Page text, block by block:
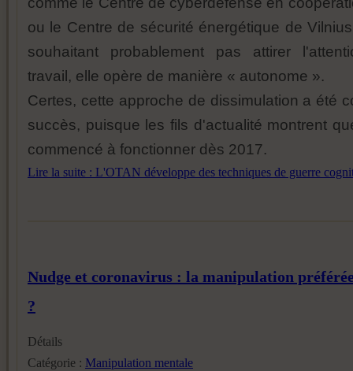
ou le Centre de sécurité énergétique de
souhaitant probablement pas attirer
travail, elle opère de manière « autonome ».
Certes, cette approche de dissimulation a été
succès, puisque les fils d'actualité montrent
commencé à fonctionner dès 2017.
Lire la suite : L'OTAN développe des techniques de guerre
Nudge et coronavirus : la manipulation
?
Détails
Catégorie : Manipulation mentale